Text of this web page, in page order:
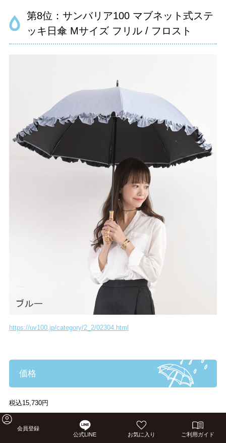
第8位：サンバリア100 マブネット式ステ
ッキ日傘 Mサイズ フリル / フロスト
https://uv100.jp/category/2_2/02304.html
価格
税込15,730円
会員登録
公式LINE
お気に入り ご利用ガイド